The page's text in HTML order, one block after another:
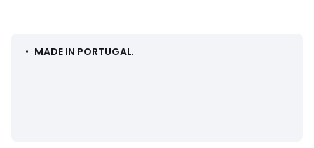
• MADE IN PORTUGAL.